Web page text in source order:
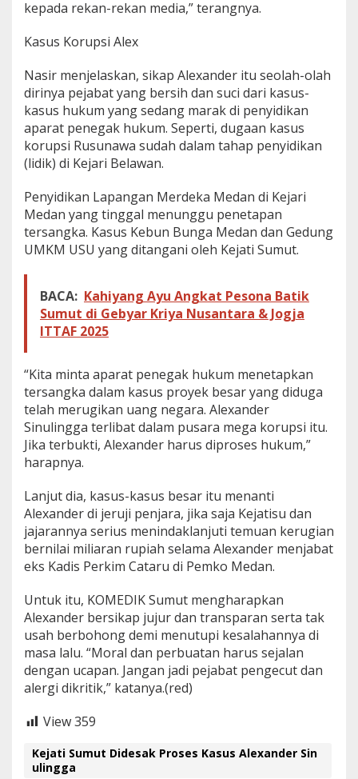
kepada rekan-rekan media,” terangnya.
Kasus Korupsi Alex
Nasir menjelaskan, sikap Alexander itu seolah-olah
dirinya pejabat yang bersih dan suci dari kasus-
kasus hukum yang sedang marak di penyidikan
aparat penegak hukum. Seperti, dugaan kasus
korupsi Rusunawa sudah dalam tahap penyidikan
(lidik) di Kejari Belawan.
Penyidikan Lapangan Merdeka Medan di Kejari
Medan yang tinggal menunggu penetapan
tersangka. Kasus Kebun Bunga Medan dan Gedung
UMKM USU yang ditangani oleh Kejati Sumut.
BACA: Kahiyang Ayu Angkat Pesona Batik
Sumut di Gebyar Kriya Nusantara & Jogja
ITTAF 2025
“Kita minta aparat penegak hukum menetapkan
tersangka dalam kasus proyek besar yang diduga
telah merugikan uang negara. Alexander
Sinulingga terlibat dalam pusara mega korupsi itu.
Jika terbukti, Alexander harus diproses hukum,”
harapnya.
Lanjut dia, kasus-kasus besar itu menanti
Alexander di jeruji penjara, jika saja Kejatisu dan
jajarannya serius menindaklanjuti temuan kerugian
bernilai miliaran rupiah selama Alexander menjabat
eks Kadis Perkim Cataru di Pemko Medan.
Untuk itu, KOMEDIK Sumut mengharapkan
Alexander bersikap jujur dan transparan serta tak
usah berbohong demi menutupi kesalahannya di
masa lalu. “Moral dan perbuatan harus sejalan
dengan ucapan. Jangan jadi pejabat pengecut dan
alergi dikritik,” katanya.(red)
View359
Kejati Sumut Didesak Proses Kasus Alexander Sin
ulingga